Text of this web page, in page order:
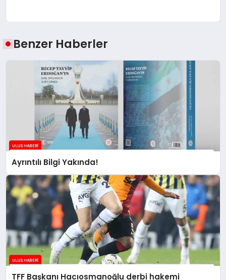
Benzer Haberler
Ayrıntılı Bilgi Yakında!
TFF Başkanı Hacıosmanoğlu derbi hakemi